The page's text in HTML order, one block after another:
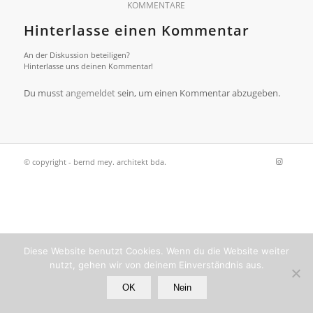
KOMMENTARE
Hinterlasse einen Kommentar
An der Diskussion beteiligen?
Hinterlasse uns deinen Kommentar!
Du musstangemeldetsein, um einen Kommentar abzugeben.
© copyright - bernd mey. architekt bda.
Diese Website benutzt Cookies. Wenn du die Website weiter
nutzt, gehen wir von deinem Einverständnis aus.
OK Nein